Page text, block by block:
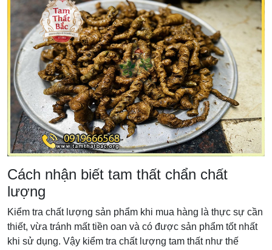
Cách nhận biết tam thất chẩn chất
lượng
Kiểm tra chất lượng sản phẩm khi mua hàng là thực sự cần
thiết, vừa tránh mất tiền oan và có được sản phẩm tốt nhất
khi sử dụng. Vậy kiểm tra chất lượng tam thất như thế